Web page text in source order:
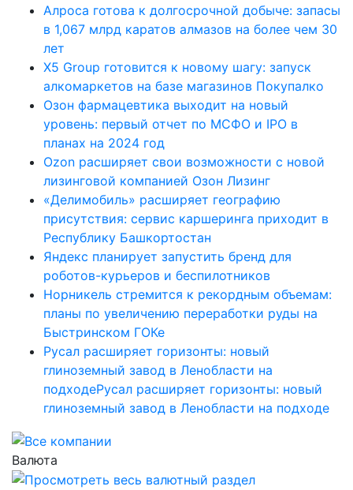
Алроса готова к долгосрочной добыче: запасы
в 1,067 млрд каратов алмазов на более чем 30
лет
X5 Group готовится к новому шагу: запуск
алкомаркетов на базе магазинов Покупалко
Озон фармацевтика выходит на новый
уровень: первый отчет по МСФО и IPO в
планах на 2024 год
Ozon расширяет свои возможности с новой
лизинговой компанией Озон Лизинг
«Делимобиль» расширяет географию
присутствия: сервис каршеринга приходит в
Республику Башкортостан
Яндекс планирует запустить бренд для
роботов-курьеров и беспилотников
Норникель стремится к рекордным объемам:
планы по увеличению переработки руды на
Быстринском ГОКе
Русал расширяет горизонты: новый
глиноземный завод в Ленобласти на
подходеРусал расширяет горизонты: новый
глиноземный завод в Ленобласти на подходе
Валюта